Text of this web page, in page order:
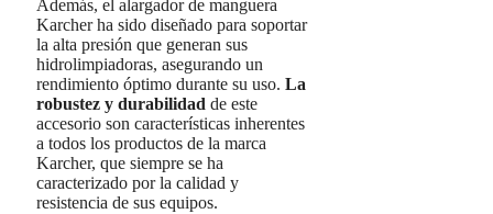
Además, el alargador de manguera
Karcher ha sido diseñado para soportar
la alta presión que generan sus
hidrolimpiadoras, asegurando un
rendimiento óptimo durante su uso. La
robustez y durabilidad de este
accesorio son características inherentes
a todos los productos de la marca
Karcher, que siempre se ha
caracterizado por la calidad y
resistencia de sus equipos.